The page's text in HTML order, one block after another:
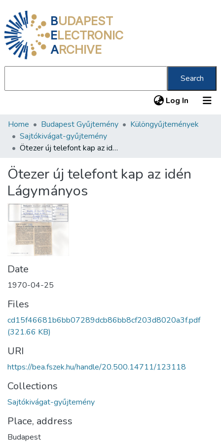
BUDAPEST
ELECTRONIC
ARCHIVE
Search
Log In (current)
Communities & Collections
All of DSpace
Statistics
About us
Home Budapest Gyűjtemény
Különgyűjtemények
Sajtókivágat-gyűjtemény
Ötezer új telefont kap az idén Lágymányos
Ötezer új telefont kap az idén
Lágymányos
Date
1970-04-25
Files
cd15f46681b6bb07289dcb86bb8cf203d8020a3f.pdf
(321.66 KB)
URI
https://bea.fszek.hu/handle/20.500.14711/123118
Collections
Sajtókivágat-gyűjtemény
Place, address
Budapest